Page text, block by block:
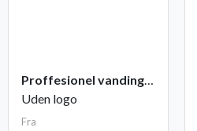
Proffesionel vandingspose 100 liter
Uden logo
Fra